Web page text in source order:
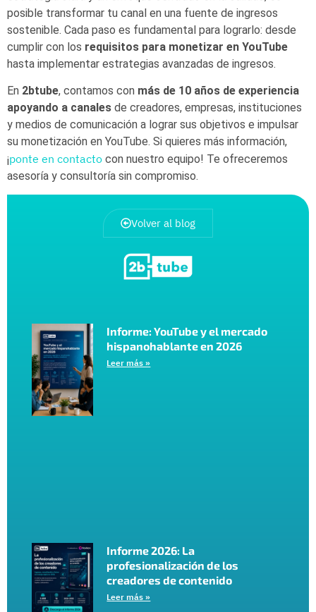
Volver al blog
Informe: YouTube y el mercado
hispanohablante en 2026
Leer más »
Informe 2026: La
profesionalización de los
creadores de contenido
Leer más »
posible transformar tu canal en una fuente de ingresos
sostenible. Cada paso es fundamental para lograrlo: desde
cumplir con los requisitos para monetizar en YouTube
hasta implementar estrategias avanzadas de ingresos.
En 2btube, contamos con más de 10 años de experiencia
apoyando a canales de creadores, empresas, instituciones
y medios de comunicación a lograr sus objetivos e impulsar
su monetización en YouTube. Si quieres más información,
¡ponte en contacto con nuestro equipo! Te ofreceremos
asesoría y consultoría sin compromiso.